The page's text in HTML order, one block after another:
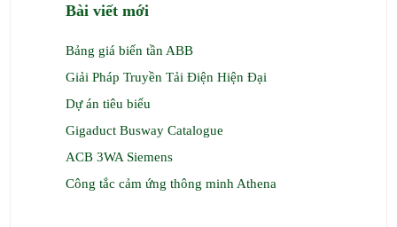
Bài viết mới
Bảng giá biến tần ABB
Giải Pháp Truyền Tải Điện Hiện Đại
Dự án tiêu biểu
Gigaduct Busway Catalogue
ACB 3WA Siemens
Công tắc cảm ứng thông minh Athena